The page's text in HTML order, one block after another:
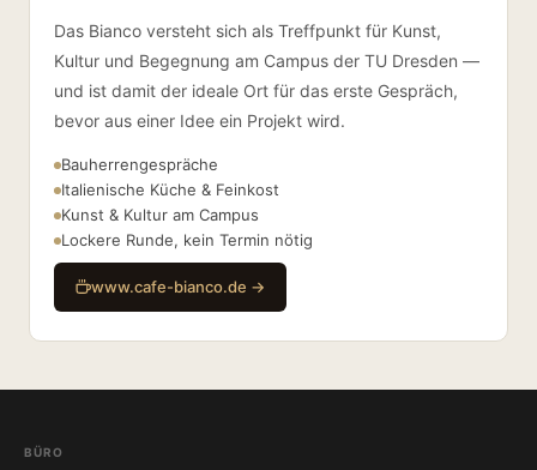
Das Bianco versteht sich als Treffpunkt für Kunst,
Kultur und Begegnung am Campus der TU Dresden —
und ist damit der ideale Ort für das erste Gespräch,
bevor aus einer Idee ein Projekt wird.
Bauherrengespräche
Italienische Küche & Feinkost
Kunst & Kultur am Campus
Lockere Runde, kein Termin nötig
www.cafe-bianco.de →
BÜRO